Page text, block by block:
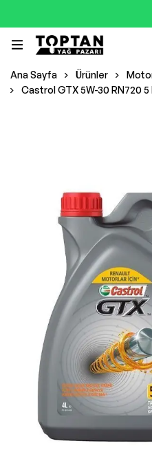
Ana Sayfa Ürünler
Castrol GTX 5W-30 RN720 5